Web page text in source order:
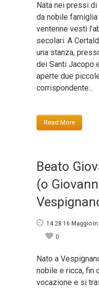
Nata nei pressi di
da nobile famiglia
ventenne vestì
secolari. A
una stanza,
dei Santi Jacopo
aperte due
corrispondente...
Read More
Beato
(o
14:28 16 Maggio in
0
Nato a
nobile e ricca, fin
vocazione e si